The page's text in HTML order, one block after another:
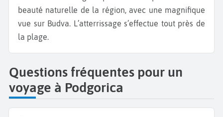
beauté naturelle de la région, avec une magnifique
vue sur Budva. L’atterrissage s’effectue tout près de
la plage.
Questions fréquentes pour un
voyage à Podgorica